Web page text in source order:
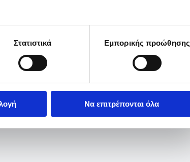
Στατιστικά Εμπορικής προώθησης
Να επιτρέπονται όλα